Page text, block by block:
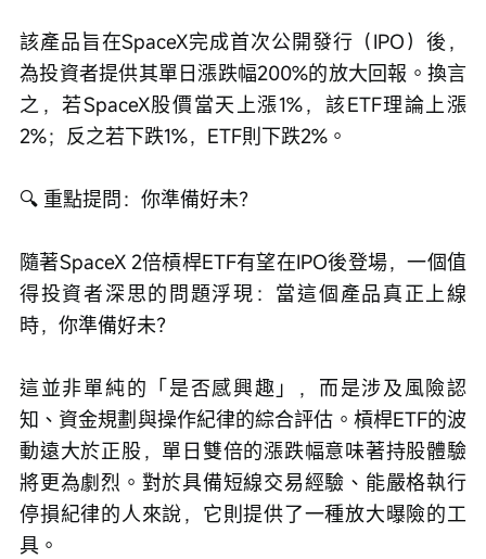
該產品旨在SpaceX完成首次公開發行（IPO）後，
為投資者提供其單日漲跌幅200%的放大回報。換言
之，若SpaceX股價當天上漲1%，該ETF理論上漲
2%；反之若下跌1%，ETF則下跌2%。
🔍 重點提問：你準備好未？
隨著SpaceX 2倍槓桿ETF有望在IPO後登場，一個值
得投資者深思的問題浮現：當這個產品真正上線
時，你準備好未？
這並非單純的「是否感興趣」，而是涉及風險認
知、資金規劃與操作紀律的綜合評估。槓桿ETF的波
動遠大於正股，單日雙倍的漲跌幅意味著持股體驗
將更為劇烈。對於具備短線交易經驗、能嚴格執行
停損紀律的人來說，它則提供了一種放大曝險的工
具。